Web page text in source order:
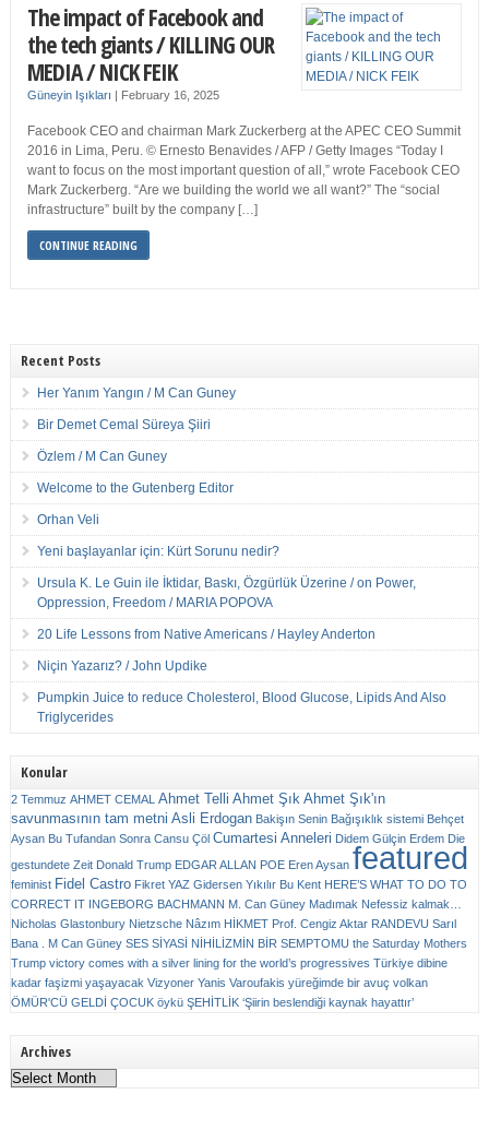
The impact of Facebook and
the tech giants / KILLING OUR
MEDIA / NICK FEIK
Güneyin Işıkları | February 16, 2025
Facebook CEO and chairman Mark Zuckerberg at the APEC CEO Summit
2016 in Lima, Peru. © Ernesto Benavides / AFP / Getty Images “Today I
want to focus on the most important question of all,” wrote Facebook CEO
Mark Zuckerberg. “Are we building the world we all want?” The “social
infrastructure” built by the company […]
CONTINUE READING
Recent Posts
Her Yanım Yangın / M Can Guney
Bir Demet Cemal Süreya Şiiri
Özlem / M Can Guney
Welcome to the Gutenberg Editor
Orhan Veli
Yeni başlayanlar için: Kürt Sorunu nedir?
Ursula K. Le Guin ile İktidar, Baskı, Özgürlük Üzerine / on Power,
Oppression, Freedom / MARIA POPOVA
20 Life Lessons from Native Americans / Hayley Anderton
Niçin Yazarız? / John Updike
Pumpkin Juice to reduce Cholesterol, Blood Glucose, Lipids And Also
Triglycerides
Konular
2 Temmuz AHMET CEMAL Ahmet Telli Ahmet Şık Ahmet Şık'ın
savunmasının tam metni Asli Erdogan Bakişın Senin Bağışıklık sistemi Behçet
Aysan Bu Tufandan Sonra Cansu Çöl Cumartesi Anneleri Didem Gülçin Erdem Die
gestundete Zeit Donald Trump EDGAR ALLAN POE Eren Aysan featured
feminist Fidel Castro Fikret YAZ Gidersen Yıkılır Bu Kent HERE’S WHAT TO DO TO
CORRECT IT INGEBORG BACHMANN M. Can Güney Madımak Nefessiz kalmak…
Nicholas Glastonbury Nietzsche Nâzım HİKMET Prof. Cengiz Aktar RANDEVU Sarıl
Bana . M Can Güney SES SİYASİ NİHİLİZMİN BİR SEMPTOMU the Saturday Mothers
Trump victory comes with a silver lining for the world’s progressives Türkiye dibine
kadar faşizmi yaşayacak Vizyoner Yanis Varoufakis yüreğimde bir avuç volkan
ÖMÜR'CÜ GELDİ ÇOCUK öykü ŞEHİTLİK ‘Şiirin beslendiği kaynak hayattır’
Archives
Archives